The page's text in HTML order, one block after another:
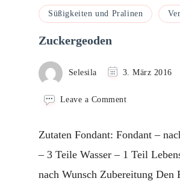
Süßigkeiten und Pralinen
Zuckergeoden
Selesila 3. März 2016
Leave a Commenton
Zutaten Fondant: Fondant –
– 3 Teile Wasser – 1 Teil
nach Wunsch Zubereitung Den